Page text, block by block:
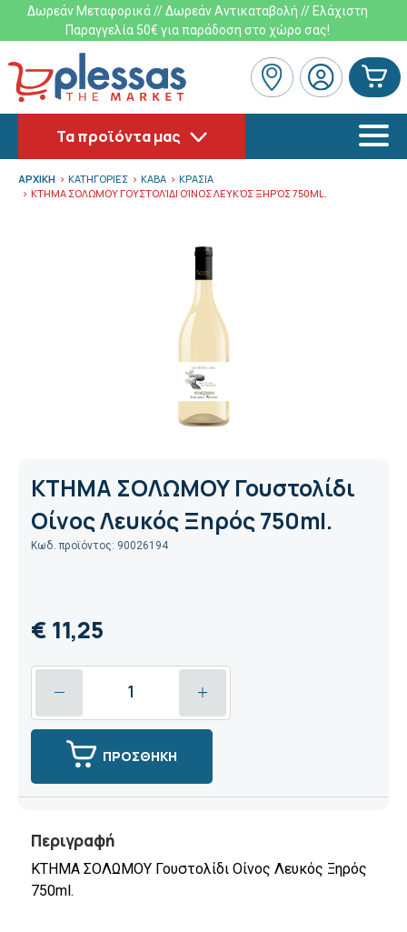
Δωρεάν Μεταφορικά // Δωρεάν Αντικαταβολή // Ελάχιστη
Παραγγελία 50€ για παράδοση στο χώρο σας!
Τα προϊόντα μας
ΑΡΧΙΚΗ ΚΑΤΗΓΟΡΙΕΣ ΚΑΒΑ
ΚΡΑΣΙΑ
ΚΤΗΜΑ ΣΟΛΩΜΟΥ ΓΟΥΣΤΟΛΊΔΙ OΊΝΟΣ ΛΕΥΚΌΣ ΞΗΡΌΣ 750ML.
ΚΤΗΜΑ ΣΟΛΩΜΟΥ Γουστολίδι
Oίνος Λευκός Ξηρός 750ml.
Κωδ. προϊόντος: 90026194
€ 11,25
ΠΡΟΣΘΗΚΗ
Περιγραφή
ΚΤΗΜΑ ΣΟΛΩΜΟΥ Γουστολίδι Oίνος Λευκός Ξηρός
750ml.